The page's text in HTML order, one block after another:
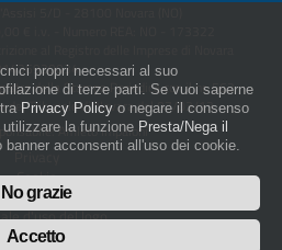
€ i.v. - Numero REA: NO - 173322
al Registro delle Imprese di Novara
della Stampa Periodica con il nr. 562
del Tribunale di Novara del 07/03/13
Amleto Impaloni
Privacy
Cookie
Whistleblowing
d'uso del logo
Parità di genere
propri necessari al suo
di terze parti. Se vuoi saperne
Privacy Policy o negare il consenso
la funzione Presta/Nega il
banner acconsenti all'uso dei cookie.
No grazie
Accetto